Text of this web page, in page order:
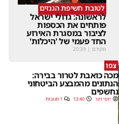
לטובת חשיפת הגנזים
לראשונה: גדולי ישראל
פותחים את הכספות
לציבור במסגרת האירוע
החד פעמי של 'היכלות'
מקודם |
20:39
צפו
מכה כואבת לטרור בבירה:
הנתונים מהמבצע הביטחוני
נחשפים
יוסי וינר 13:40 1 תגובות